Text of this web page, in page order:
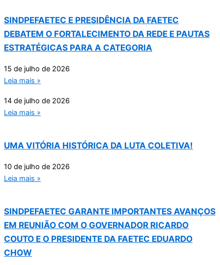
SINDPEFAETEC E PRESIDÊNCIA DA FAETEC
DEBATEM O FORTALECIMENTO DA REDE E PAUTAS
ESTRATÉGICAS PARA A CATEGORIA
15 de julho de 2026
Leia mais »
14 de julho de 2026
Leia mais »
UMA VITÓRIA HISTÓRICA DA LUTA COLETIVA!
10 de julho de 2026
Leia mais »
SINDPEFAETEC GARANTE IMPORTANTES AVANÇOS
EM REUNIÃO COM O GOVERNADOR RICARDO
COUTO E O PRESIDENTE DA FAETEC EDUARDO
CHOW